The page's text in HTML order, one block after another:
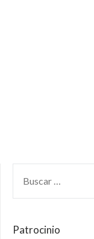
Patrocinio